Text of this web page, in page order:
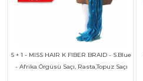
5 + 1 - MISS HAIR K FIBER BRAID - S.Blue
- Afrika Örgüsü Saçı, Rasta,Topuz Saçı